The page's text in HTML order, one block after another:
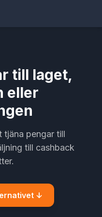
till laget,
eller
tjäna pengar till
till cashback
↓